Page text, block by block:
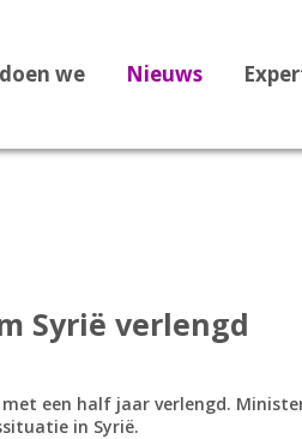
we Nieuws
Dossier
Syrië verlengd
een half jaar verlengd.
in Syrië.